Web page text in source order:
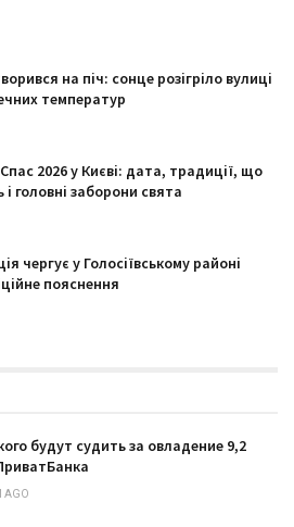
на піч: сонце розігріло вулиці
температур
2026 у Києві: дата, традиції, що
головні заборони свята
чергує у Голосіївському районі
пояснення
будут судить за овладение 9,2